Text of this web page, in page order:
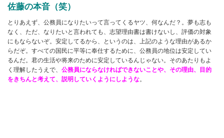
佐藤の本音（笑）
とりあえず、公務員になりたいって言ってくるヤツ、何なんだ？。夢も志も
なく、ただ、なりたいと言われても、志望理由書は書けないし、評価の対象
にもならないぞ。安定してるから、というのは、上記のような理由があるか
らだぞ。すべての国民に平等に奉仕するために、公務員の地位は安定してい
るんだ。君の生活や将来のために安定しているんじゃない。そのあたりもよ
く理解したうえで、 公務員にならなければできないことや、その理由、目的
をきちんと考えて、説明していくようにしような。